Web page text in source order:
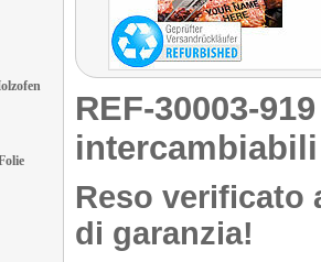
REF-30003-
intercambiabili
Reso verificato
di garanzia!